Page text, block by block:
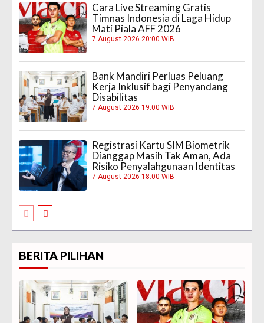
Cara Live Streaming Gratis
Timnas Indonesia di Laga Hidup
Mati Piala AFF 2026
7 August 2026 20:00 WIB
Bank Mandiri Perluas Peluang
Kerja Inklusif bagi Penyandang
Disabilitas
7 August 2026 19:00 WIB
Registrasi Kartu SIM Biometrik
Dianggap Masih Tak Aman, Ada
Risiko Penyalahgunaan Identitas
7 August 2026 18:00 WIB
BERITA PILIHAN